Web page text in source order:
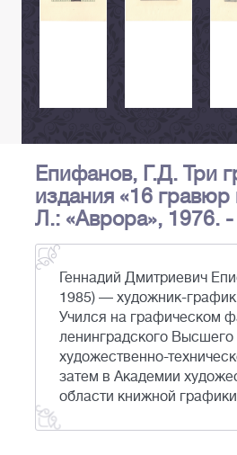
Епифанов, Г.Д. Три
издания «16 гравюр
Л.: «Аврора», 1976.
Геннадий Дмитриевич
1985) — художник-
Учился на графическом
ленинградского Высшего
художественно-
затем в Академии
области книжной